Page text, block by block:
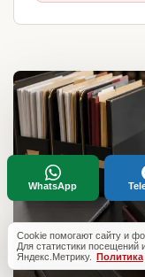
Cookie помогают сайту и
Для статистики посещений
Яндекс.Метрику. Политика
WhatsApp